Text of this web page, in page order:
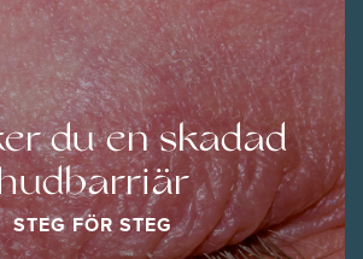
du en skadad
STEG FÖR STEG